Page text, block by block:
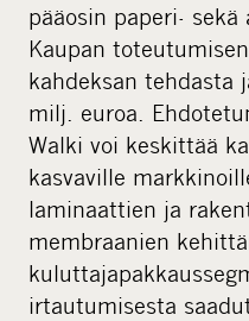
pääosin paperi- sekä
Kaupan
kahdeksan tehdasta
milj. euroa.
Walki voi keskittää
kasvaville
laminaattien ja
membraanien
irtautumisesta